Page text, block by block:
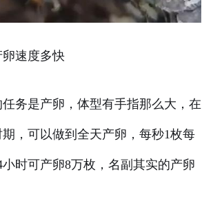
速度多快
务是产卵，体型有手指那么大，在
，可以做到全天产卵，每秒1枚每
时可产卵8万枚，名副其实的产卵